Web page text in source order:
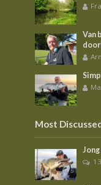
Van
Most